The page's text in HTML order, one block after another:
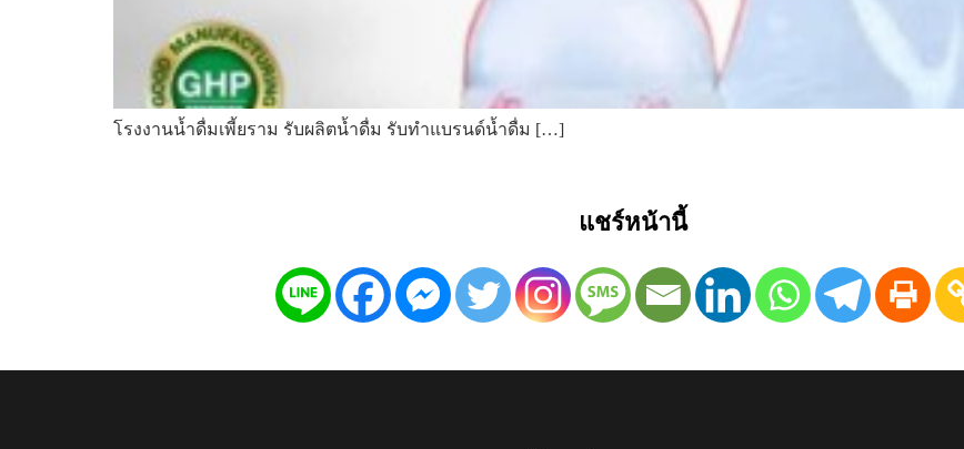
โรงงานน้ำดื่มเพี้ยราม รับผลิตน้ำดื่ม รับทำแบรนด์น้ำดื่ม […]
แชร์หน้านี้